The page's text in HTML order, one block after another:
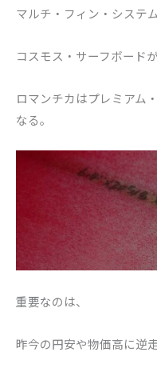
マルチ・フィン・システ
コスモス・サーフボード
ロマンチカはプレミアム
なる。
重要なのは、
昨今の円安や物価高に逆